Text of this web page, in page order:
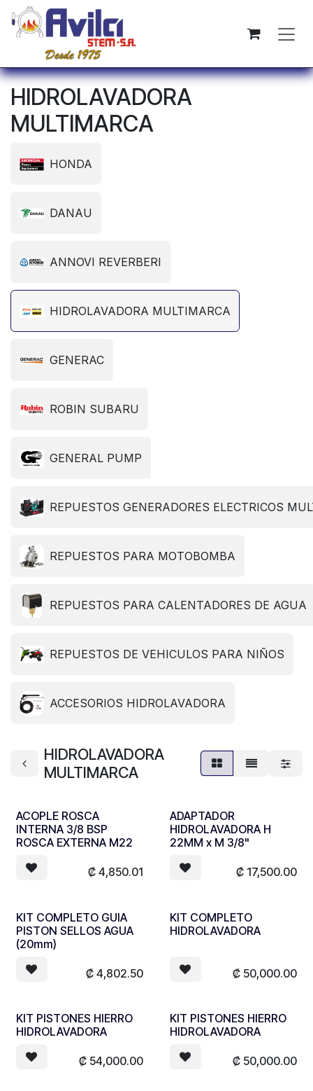
Ir al contenido
HIDROLAVADORA
MULTIMARCA
HONDA
DANAU
ANNOVI REVERBERI
HIDROLAVADORA MULTIMARCA
GENERAC
ROBIN SUBARU
GENERAL PUMP
REPUESTOS GENERADORES ELECTRICOS
REPUESTOS PARA MOTOBOMBA
REPUESTOS PARA CALENTADORES DE AGUA
REPUESTOS DE VEHICULOS PARA NIÑOS
ACCESORIOS HIDROLAVADORA
HIDROLAVADORA
MULTIMARCA
ACOPLE ROSCA
INTERNA 3/8 BSP
ROSCA EXTERNA M22
₡ 4,850.01
ADAPTADOR
HIDROLAVADORA H
22MM x M 3/8"
₡ 17,500.00
KIT COMPLETO GUIA
PISTON SELLOS AGUA
(20mm)
₡ 4,802.50
KIT COMPLETO
HIDROLAVADORA
₡ 50,000.00
KIT PISTONES HIERRO
HIDROLAVADORA
₡ 54,000.00
KIT PISTONES HIERRO
HIDROLAVADORA
₡ 50,000.00